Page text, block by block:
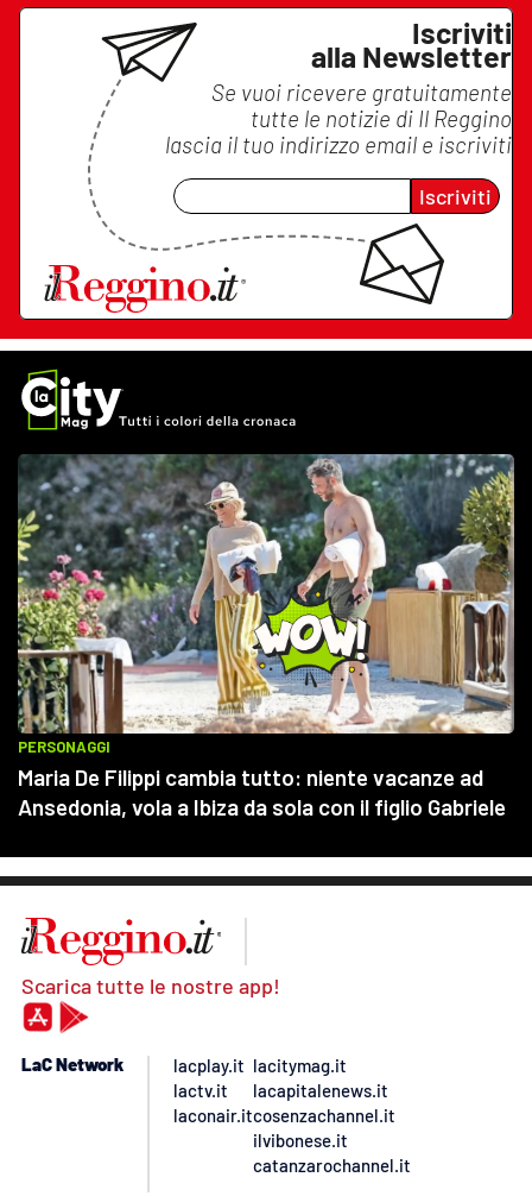
Iscriviti
alla Newsletter
Se vuoi ricevere gratuitamente
tutte le notizie di Il Reggino
lascia il tuo indirizzo email e iscriviti
Iscriviti
Scarica tutte le nostre app!
LaC Network
lacplay.it
lactv.it
laconair.it
lacitymag.it
lacapitalenews.it
cosenzachannel.it
ilvibonese.it
catanzarochannel.it